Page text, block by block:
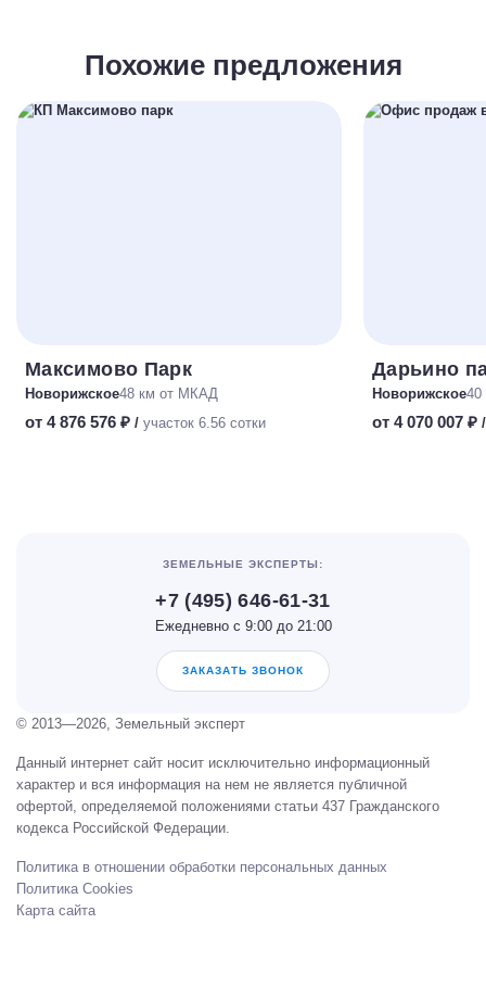
Похожие предложения
Максимово Парк
Новорижское48 км от МКАД
от 4 876 576 ₽ / участок 6.56 сотки
Дарьино
Новорижское
от 4 070 007 ₽
© 2013—2026, Земельный эксперт
Данный интернет сайт носит исключительно информационный
характер и вся информация на нем не является публичной
офертой, определяемой положениями статьи 437 Гражданского
кодекса Российской Федерации.
Политика в отношении обработки персональных данных
Политика Cookies
Карта сайта
ЗЕМЕЛЬНЫЕ ЭКСПЕРТЫ:
+7 (495) 646-61-31
Ежедневно с 9:00 до 21:00
ЗАКАЗАТЬ ЗВОНОК